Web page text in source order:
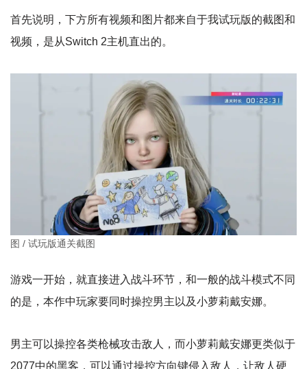
首先说明，下方所有视频和图片都来自于我试玩版的截图和
视频，是从Switch 2主机直出的。
图 / 试玩版通关截图
游戏一开始，就直接进入战斗环节，和一般的战斗模式不同
的是，本作中玩家要同时操控男主以及小萝莉戴安娜。
男主可以操控各类枪械攻击敌人，而小萝莉戴安娜更类似于
2077中的黑客，可以通过操控方向键侵入敌人，让敌人硬